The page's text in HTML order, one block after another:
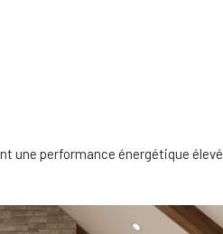
une performance énergétique